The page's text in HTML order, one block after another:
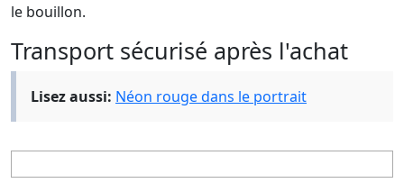
le bouillon.
Transport sécurisé après l'achat
Lisez aussi: Néon rouge dans le portrait